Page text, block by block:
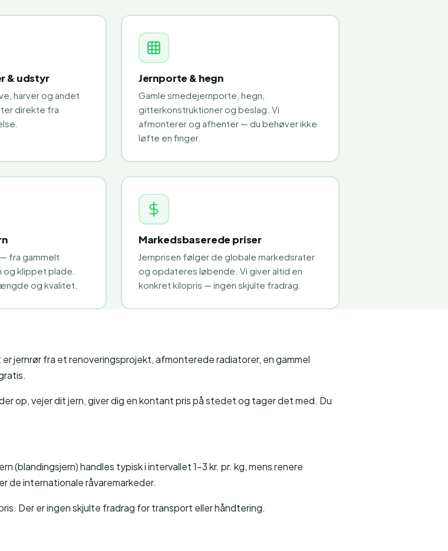
& udstyr
harver og andet
direkte fra
Jernporte & hegn
Gamle smedejernporte, hegn,
gitterkonstruktioner og beslag. Vi
afmonterer og afhenter — du behøver ikke
løfte en finger.
fra gammelt
og klippet plade.
og kvalitet.
Markedsbaserede priser
Jernprisen følger de globale markedsrater
og opdateres løbende. Vi giver altid en
konkret kilopris — ingen skjulte fradrag.
jernrør fra et renoveringsprojekt, afmonterede radiatorer, en gammel
op, vejer dit jern, giver dig en kontant pris på stedet og tager det med. Du
handles typisk i intervallet 1–3 kr. pr. kg, mens renere
de internationale råvaremarkeder.
Der er ingen skjulte fradrag for transport eller håndtering.